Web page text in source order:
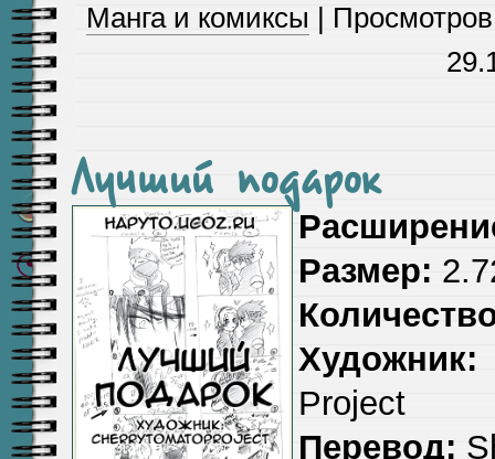
Манга и комиксы |
Лучший подарок
Размер:
Художник:
Project
Перевод: